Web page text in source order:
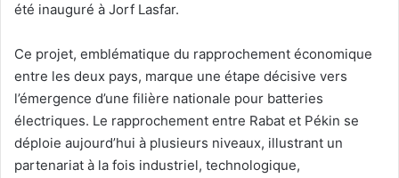
été inauguré à Jorf Lasfar.
Ce projet, emblématique du rapprochement économique
entre les deux pays, marque une étape décisive vers
l’émergence d’une filière nationale pour batteries
électriques. Le rapprochement entre Rabat et Pékin se
déploie aujourd’hui à plusieurs niveaux, illustrant un
partenariat à la fois industriel, technologique,